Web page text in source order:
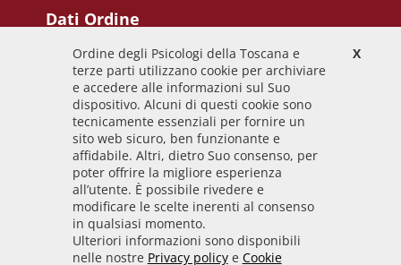
Dati Ordine
Codice Fiscale
92009700458
Codice IPA
odpt_to
Linee guida
Sito realizzato seguendo le linee guida di sviluppo
per i servizi web delle PA pubblicate da AGID in
collaborazione con il TEAM PER LA
X
Ordine degli Psicologi della Toscana e
terze parti utilizzano cookie per archiviare
e accedere alle informazioni sul Suo
dispositivo. Alcuni di questi cookie sono
tecnicamente essenziali per fornire un
sito web sicuro, ben funzionante e
affidabile. Altri, dietro Suo consenso, per
poter offrire la migliore esperienza
all’utente. È possibile rivedere e
modificare le scelte inerenti al consenso
in qualsiasi momento.
Ulteriori informazioni sono disponibili
nelle nostre Privacy policye Cookie